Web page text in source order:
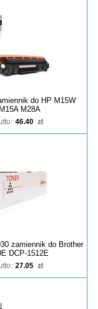
do HP M15W
M28A
46.40 zł
zamiennik do Brother
DCP-1512E
27.05 zł